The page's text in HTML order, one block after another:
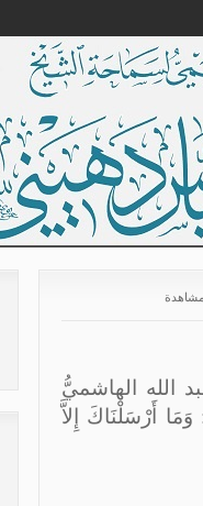
الله الهاشميُّ
أَرْسَلْنَاكَ إِلاَّ